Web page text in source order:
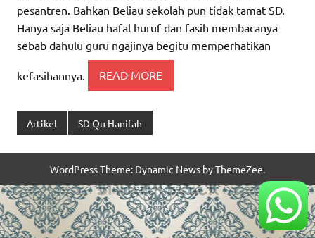
pesantren. Bahkan Beliau sekolah pun tidak tamat SD.
Hanya saja Beliau hafal huruf dan fasih membacanya
sebab dahulu guru ngajinya begitu memperhatikan
kefasihannya. READ MORE
Artikel SD Qu Hanifah
WordPress Theme: Dynamic News by ThemeZee.